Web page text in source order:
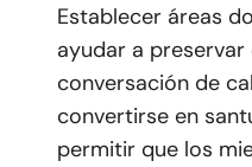
Establecer áreas
ayudar a
conversación de
convertirse en
permitir que los